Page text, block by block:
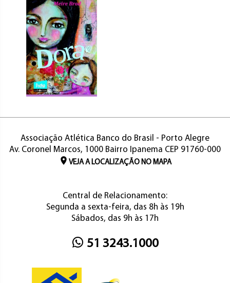
Associação Atlética Banco do Brasil - Porto Alegre
Av. Coronel Marcos, 1000 Bairro Ipanema CEP 91760-000
VEJA A LOCALIZAÇÃO NO MAPA
Central de Relacionamento:
Segunda a sexta-feira, das 8h às 19h
Sábados, das 9h às 17h
51 3243.1000